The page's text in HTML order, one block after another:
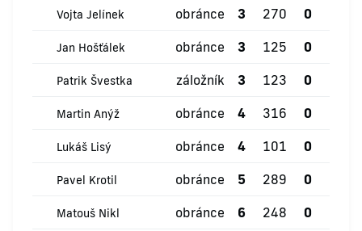
Vojta Jelínek obránce 3 270 0
Jan Hošťálek obránce 3 125 0
Patrik Švestka záložník 3 123 0
Martin Anýž obránce 4 316 0
Lukáš Lisý obránce 4 101 0
Pavel Krotil obránce 5 289 0
Matouš Nikl obránce 6 248 0